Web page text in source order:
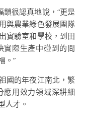
鎖很認真地說，“更是
與農業綠色發展團隊
實驗室和學校，到田
實際生產中碰到的問
。”
國的年夜江南北，繁
應用效力領域深耕細
人才。